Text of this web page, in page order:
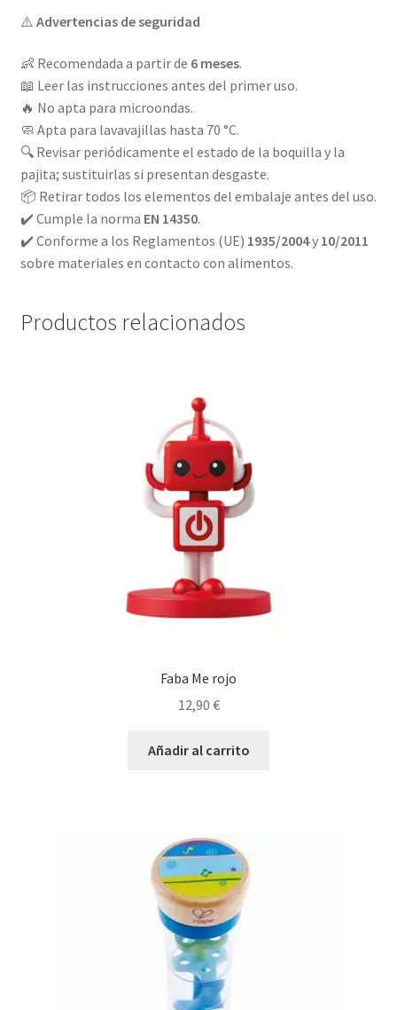
⚠️ Advertencias de seguridad
👶 Recomendada a partir de 6 meses.
📖 Leer las instrucciones antes del primer uso.
🔥 No apta para microondas.
🧼 Apta para lavavajillas hasta 70 °C.
🔍 Revisar periódicamente el estado de la boquilla y la
pajita; sustituirlas si presentan desgaste.
📦 Retirar todos los elementos del embalaje antes del uso.
✔️ Cumple la norma EN 14350.
✔️ Conforme a los Reglamentos (UE) 1935/2004y 10/2011
sobre materiales en contacto con alimentos.
Productos relacionados
Faba Me rojo
12,90 €
Añadir al carrito